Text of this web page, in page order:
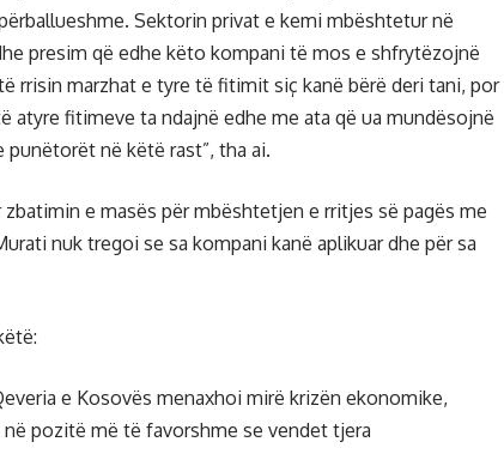
Sektorin privat e kemi mbështetur në
presim që edhe këto kompani të mos e shfrytëzojnë
rrisin marzhat e tyre të fitimit siç kanë bërë deri tani, por
atyre fitimeve ta ndajnë edhe me ata që ua mundësojnë
në këtë rast”, tha ai.
zbatimin e masës për mbështetjen e rritjes së pagës me
nuk tregoi se sa kompani kanë aplikuar dhe për sa
e Kosovës menaxhoi mirë krizën ekonomike,
pozitë më të favorshme se vendet tjera